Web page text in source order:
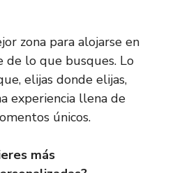
zona para alojarse en
de lo que busques. Lo
elijas donde elijas,
experiencia llena de
únicos.
más